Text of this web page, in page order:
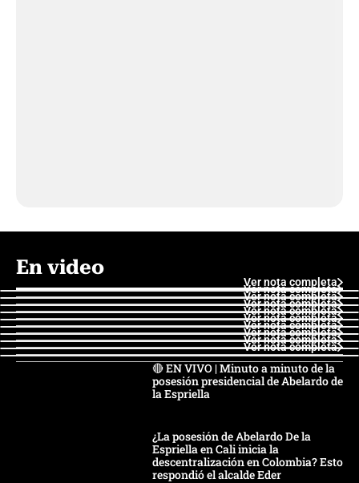
En video
Ver nota completa
Ver nota completa
Ver nota completa
Ver nota completa
Ver nota completa
Ver nota completa
Ver nota completa
Ver nota completa
Ver nota completa
Ver nota completa
🔴 EN VIVO | Minuto a minuto de la
posesión presidencial de Abelardo de
la Espriella
¿La posesión de Abelardo De la
Espriella en Cali inicia la
descentralización en Colombia? Esto
respondió el alcalde Eder